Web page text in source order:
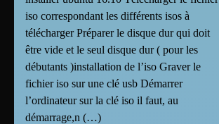
iso correspondant les différents isos à
télécharger Préparer le disque dur qui doit
être vide et le seul disque dur ( pour les
débutants )installation de l’iso Graver le
fichier iso sur une clé usb Démarrer
l’ordinateur sur la clé iso il faut, au
démarrage,n (…)